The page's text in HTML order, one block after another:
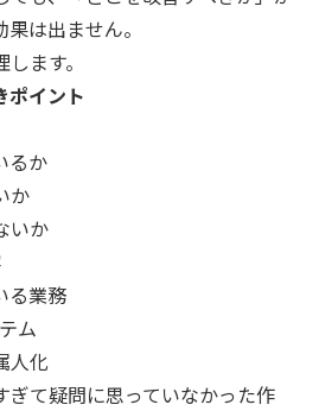
は出ません。
ます。
ポイント
るか
か
いか
る業務
ム
人化
ぎて疑問に思っていなかった作